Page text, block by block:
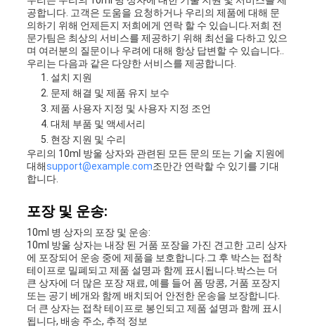
공합니다. 고객은 도움을 요청하거나 우리의 제품에 대해 문
의하기 위해 언제든지 저희에게 연락 할 수 있습니다.저희 전
문가팀은 최상의 서비스를 제공하기 위해 최선을 다하고 있으
며 여러분의 질문이나 우려에 대해 항상 답변할 수 있습니다..
우리는 다음과 같은 다양한 서비스를 제공합니다.
설치 지원
문제 해결 및 제품 유지 보수
제품 사용자 지정 및 사용자 지정 조언
대체 부품 및 액세서리
현장 지원 및 수리
우리의 10ml 방울 상자와 관련된 모든 문의 또는 기술 지원에
대해support@example.com조만간 연락할 수 있기를 기대
합니다.
포장 및 운송:
10ml 병 상자의 포장 및 운송:
10ml 방울 상자는 내장 된 거품 포장을 가진 견고한 고리 상자
에 포장되어 운송 중에 제품을 보호합니다.그 후 박스는 접착
테이프로 밀폐되고 제품 설명과 함께 표시됩니다.박스는 더
큰 상자에 더 많은 포장 재료, 예를 들어 폼 땅콩, 거품 포장지
또는 공기 베개와 함께 배치되어 안전한 운송을 보장합니다.
더 큰 상자는 접착 테이프로 봉인되고 제품 설명과 함께 표시
됩니다, 배송 주소, 추적 정보